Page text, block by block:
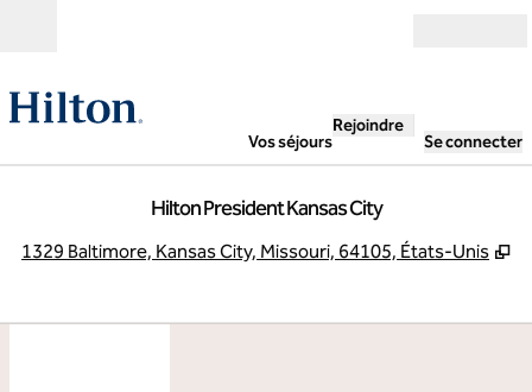
Vos séjours
Rejoindre
Se connecter
Hilton President Kansas City
1329 Baltimore, Kansas City, Missouri, 64105, États-Unis ,